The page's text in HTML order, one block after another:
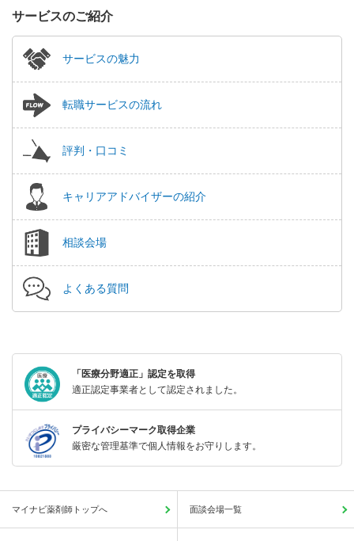
サービスのご紹介
サービスの魅力
転職サービスの流れ
評判・口コミ
キャリアアドバイザーの紹介
相談会場
よくある質問
「医療分野適正」認定を取得
適正認定事業者として認定されました。
プライバシーマーク取得企業
厳密な管理基準で個人情報をお守りします。
マイナビ薬剤師トップへ 面談会場一覧